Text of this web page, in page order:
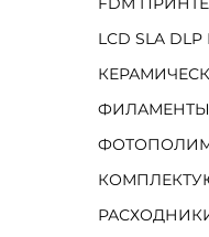
LCD SLA
ФИЛАМЕНТЫ